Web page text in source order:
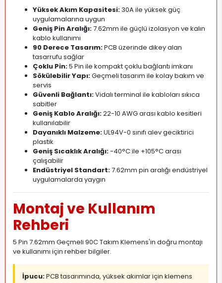
Yüksek Akım Kapasitesi:30A ile yüksek güç
uygulamalarına uygun
Geniş Pin Aralığı:7.62mm ile güçlü izolasyon ve kalın
kablo kullanımı
90 Derece Tasarım:PCB üzerinde dikey alan
tasarrufu sağlar
Çoklu Pin:5 Pin ile kompakt çoklu bağlantı imkanı
Sökülebilir Yapı:Geçmeli tasarım ile kolay bakım ve
servis
Güvenli Bağlantı:Vidalı terminal ile kabloları sıkıca
sabitler
Geniş Kablo Aralığı:22-10 AWG arası kablo kesitleri
kullanılabilir
Dayanıklı Malzeme:UL94V-0 sınıfı alev geciktirici
plastik
Geniş Sıcaklık Aralığı:-40°C ile +105°C arası
çalışabilir
Endüstriyel Standart:7.62mm pin aralığı endüstriyel
uygulamalarda yaygın
Montaj ve Kullanım
Rehberi
5 Pin 7.62mm Geçmeli 90C Takım Klemens'in doğru montajı
ve kullanımı için rehber bilgiler.
İpucu:PCB tasarımında, yüksek akımlar için klemens